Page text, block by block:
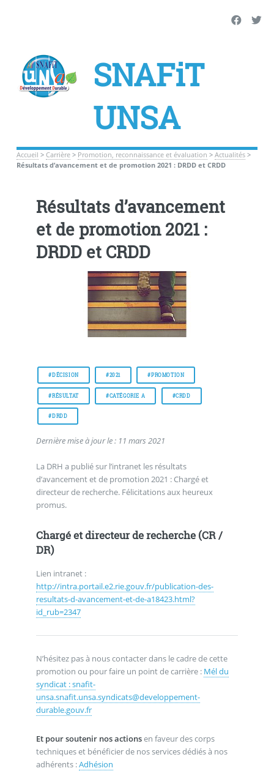
SNAFiT
UNSA
Accueil > Carrière> Promotion, reconnaissance et évaluation > Actualités>
Résultats d’avancement et de promotion 2021 : DRDD et CRDD
Résultats d’avancement
et de promotion 2021 :
DRDD et CRDD
#DÉCISION #2021 #PROMOTION
#RÉSULTAT #CATÉGORIE A #CRDD
#DRDD
Dernière mise à jour le : 11 mars 2021
La DRH a publié sur l’intranet les résultats
d’avancement et de promotion 2021 : Chargé et
directeur de recherche. Félicitations aux heureux
promus.
Chargé et directeur de recherche (CR /
DR)
Lien intranet :
http://intra.portail.e2.rie.gouv.fr/publication-des-
resultats-d-avancement-et-de-a18423.html?
id_rub=2347
N’hésitez pas à nous contacter dans le cadre de cette
promotion ou pour faire un point de carrière : Mél du
syndicat : snafit-
unsa.snafit.unsa.syndicats@developpement-
durable.gouv.fr
Et pour soutenir nos actionsen faveur des corps
techniques et bénéficier de nos services dédiés à nos
adhérents :Adhésion